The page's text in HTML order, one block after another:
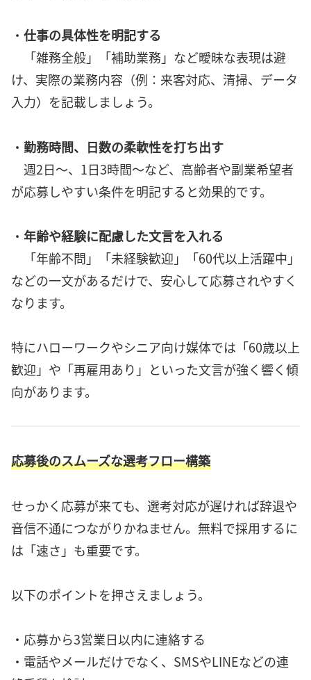
・ 仕事の具体性を明記する
「雑務全般」「補助業務」など曖昧な表現は避
け、実際の業務内容（例：来客対応、清掃、データ
入力）を記載しましょう。
・ 勤務時間、日数の柔軟性を打ち出す
週2日〜、1日3時間〜など、高齢者や副業希望者
が応募しやすい条件を明記すると効果的です。
・ 年齢や経験に配慮した文言を入れる
「年齢不問」「未経験歓迎」「60代以上活躍中」
などの一文があるだけで、安心して応募されやすく
なります。
特にハローワークやシニア向け媒体では「60歳以上
歓迎」や「再雇用あり」といった文言が強く響く傾
向があります。
応募後のスムーズな選考フロー構築
せっかく応募が来ても、選考対応が遅ければ辞退や
音信不通につながりかねません。無料で採用するに
は「速さ」も重要です。
以下のポイントを押さえましょう。
・応募から3営業日以内に連絡する
・電話やメールだけでなく、SMSやLINEなどの連